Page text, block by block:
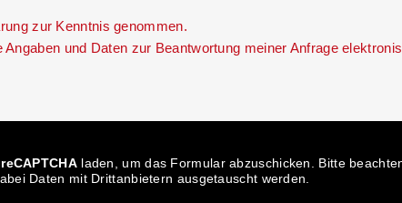
zur Kenntnis genommen.
und Daten zur Beantwortung meiner Anfrage
reCAPTCHAladen, um das Formular abzuschicken. Bitte
Daten mit Drittanbietern ausgetauscht werden.